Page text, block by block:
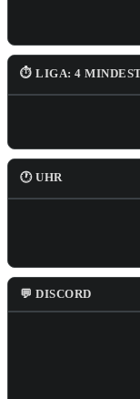
⏱ LIGA: 4
🕐 UHR
💬 DISCORD